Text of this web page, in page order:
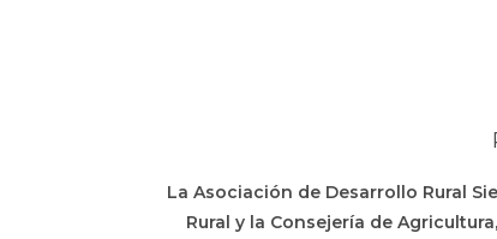
La Asociación de Desarrollo Rural
Rural y la Consejería de